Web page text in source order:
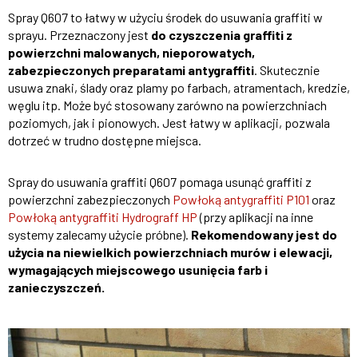
Spray Q607 to łatwy w użyciu środek do usuwania graffiti w
sprayu. Przeznaczony jest do czyszczenia graffiti z
powierzchni malowanych, nieporowatych,
zabezpieczonych preparatami antygraffiti . Skutecznie
usuwa znaki, ślady oraz plamy po farbach, atramentach, kredzie,
węglu itp. Może być stosowany zarówno na powierzchniach
poziomych, jak i pionowych. Jest łatwy w aplikacji, pozwala
dotrzeć w trudno dostępne miejsca.
Spray do usuwania graffiti Q607 pomaga usunąć graffiti z
powierzchni zabezpieczonych Powłoką antygraffiti P101 oraz
Powłoką antygraffiti Hydrograff HP(przy aplikacji na inne
systemy zalecamy użycie próbne). Rekomendowany jest do
użycia na niewielkich powierzchniach murów i elewacji,
wymagających miejscowego usunięcia farb i
zanieczyszczeń.